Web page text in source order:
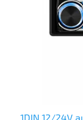
1DIN 12/24V